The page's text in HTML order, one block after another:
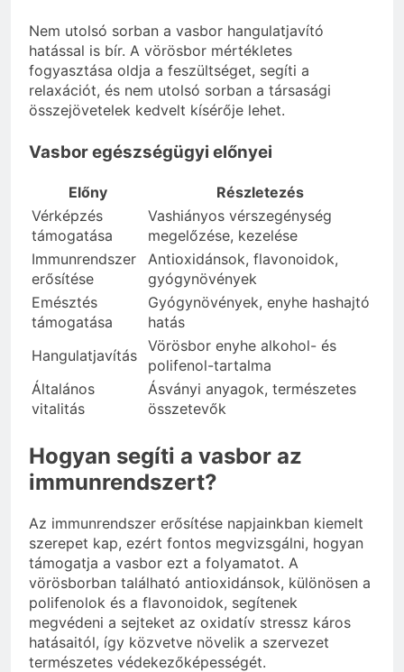
Nem utolsó sorban a vasbor hangulatjavító
hatással is bír. A vörösbor mértékletes
fogyasztása oldja a feszültséget, segíti a
relaxációt, és nem utolsó sorban a társasági
összejövetelek kedvelt kísérője lehet.
Vasbor egészségügyi előnyei
Előny
Részletezés
Vérképzés
támogatása
Vashiányos vérszegénység
megelőzése, kezelése
Immunrendszer
erősítése
Antioxidánsok, flavonoidok,
gyógynövények
Emésztés
támogatása
Gyógynövények, enyhe hashajtó
hatás
Hangulatjavítás
Vörösbor enyhe alkohol- és
polifenol-tartalma
Általános
vitalitás
Ásványi anyagok, természetes
összetevők
Hogyan segíti a vasbor az
immunrendszert?
Az immunrendszer erősítése napjainkban kiemelt
szerepet kap, ezért fontos megvizsgálni, hogyan
támogatja a vasbor ezt a folyamatot. A
vörösborban található antioxidánsok, különösen a
polifenolok és a flavonoidok, segítenek
megvédeni a sejteket az oxidatív stressz káros
hatásaitól, így közvetve növelik a szervezet
természetes védekezőképességét.